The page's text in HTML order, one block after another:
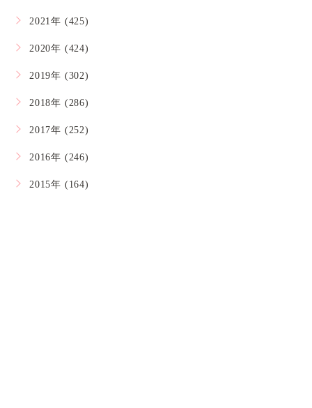
2021年 (425)
2020年 (424)
2019年 (302)
2018年 (286)
2017年 (252)
2016年 (246)
2015年 (164)